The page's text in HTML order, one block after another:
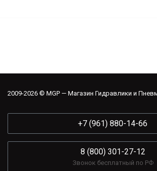
2009-2026 © MGP — Магазин Гидравлики и
+7 (961) 880-14-66
8 (800) 301-27-12
Звонок бесплатный по РФ